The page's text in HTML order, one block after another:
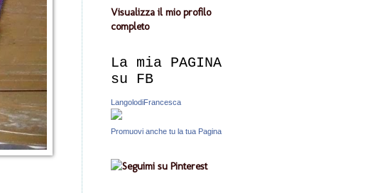
Visualizza il mio profilo
completo
La mia PAGINA
su FB
LangolodiFrancesca
Promuovi anche tu la tua Pagina